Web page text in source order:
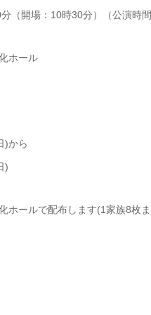
分（開場：10時30分）（公演時
ホール
)から
)
ホールで配布します(1家族8枚